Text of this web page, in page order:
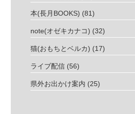
本(長月BOOKS) (81)
note(オゼキカナコ) (32)
猫(おもちとベルカ) (17)
ライブ配信 (56)
県外お出かけ案内 (25)